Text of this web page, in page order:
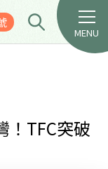
MENU
！TFC突破